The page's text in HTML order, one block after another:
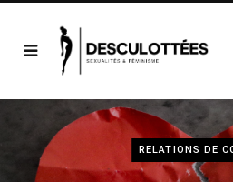
RELATIONS DE